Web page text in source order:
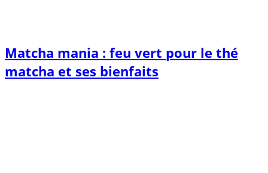
Matcha mania : feu vert pour le thé
matcha et ses bienfaits